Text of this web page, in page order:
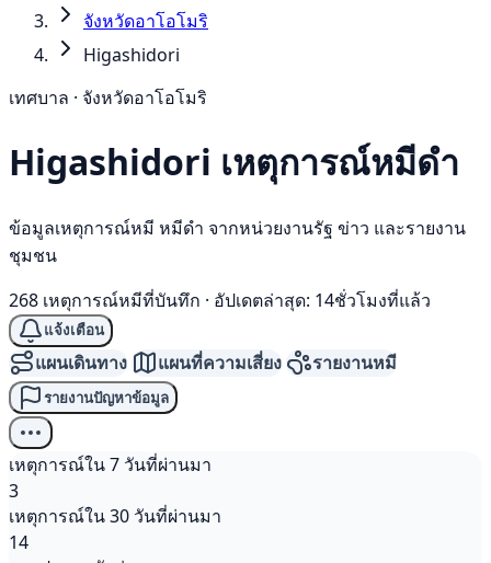
จังหวัดอาโอโมริ
Higashidori
เทศบาล · จังหวัดอาโอโมริ
Higashidori เหตุการณ์หมีดำ
ข้อมูลเหตุการณ์หมี หมีดำ จากหน่วยงานรัฐ ข่าว และรายงาน
ชุมชน
268 เหตุการณ์หมีที่บันทึก · อัปเดตล่าสุด: 14ชั่วโมงที่แล้ว
แจ้งเตือน
แผนเดินทาง แผนที่ความเสี่ยง รายงานหมี
รายงานปัญหาข้อมูล
เหตุการณ์ใน 7 วันที่ผ่านมา
3
เหตุการณ์ใน 30 วันที่ผ่านมา
14